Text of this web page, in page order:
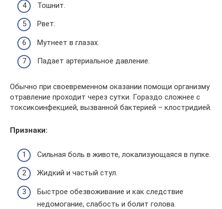
Тошнит.
Рвет.
Мутнеет в глазах.
Падает артериальное давление.
Обычно при своевременном оказании помощи организму
отравление проходит через сутки. Гораздо сложнее с
токсикоинфекцией, вызванной бактерией – клостридией.
Признаки:
Сильная боль в животе, локализующаяся в пупке.
Жидкий и частый стул.
Быстрое обезвоживание и как следствие
недомогание, слабость и болит голова.